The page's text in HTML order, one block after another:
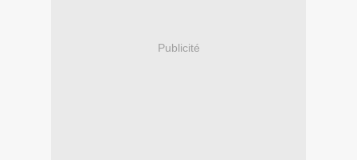
Publicité